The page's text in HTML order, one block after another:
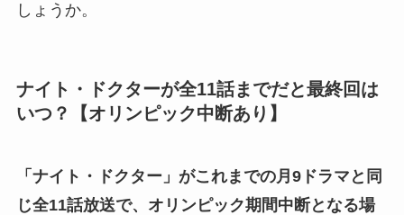
しょうか。
ナイト・ドクターが全11話までだと最終回は
いつ？【オリンピック中断あり】
「ナイト・ドクター」がこれまでの月9ドラマと同
じ全11話放送で、オリンピック期間中断となる場